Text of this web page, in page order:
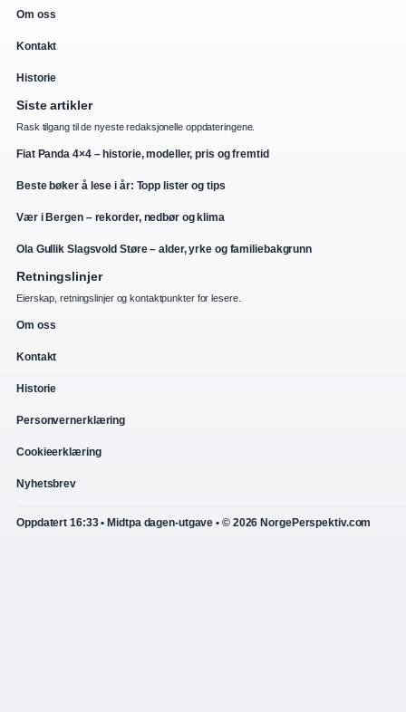
Om oss
Kontakt
Historie
Siste artikler
Rask tilgang til de nyeste redaksjonelle oppdateringene.
Fiat Panda 4×4 – historie, modeller, pris og fremtid
Beste bøker å lese i år: Topp lister og tips
Vær i Bergen – rekorder, nedbør og klima
Ola Gullik Slagsvold Støre – alder, yrke og familiebakgrunn
Retningslinjer
Eierskap, retningslinjer og kontaktpunkter for lesere.
Om oss
Kontakt
Historie
Personvernerklæring
Cookieerklæring
Nyhetsbrev
Oppdatert 16:33 • Midtpa dagen-utgave • © 2026 NorgePerspektiv.com